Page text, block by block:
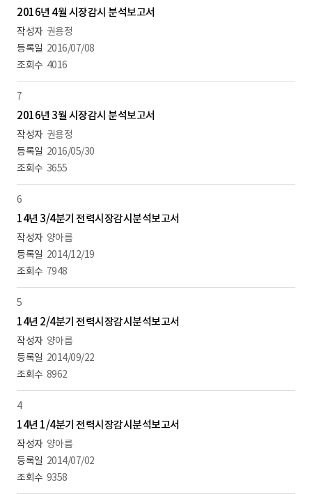
2016년 4월 시장감시 분석보고서
권용정
2016/07/08
4016
7
2016년 3월 시장감시 분석보고서
권용정
2016/05/30
3655
6
14년 3/4분기 전력시장감시분석보고서
양아름
2014/12/19
7948
5
14년 2/4분기 전력시장감시분석보고서
양아름
2014/09/22
8962
4
14년 1/4분기 전력시장감시분석보고서
양아름
2014/07/02
9358